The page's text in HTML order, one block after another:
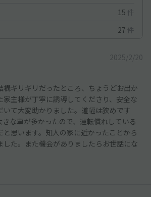
15 件
27 件
2025/2/20
構ギリギリだったところ、ちょうどお出か
家主様が丁寧に誘導してくださり、安全な
いて大変助かりました。道幅は狭めです
な車が多かったので、運転慣れしている
と思います。知人の家に近かったことから
した。また機会がありましたらお世話にな